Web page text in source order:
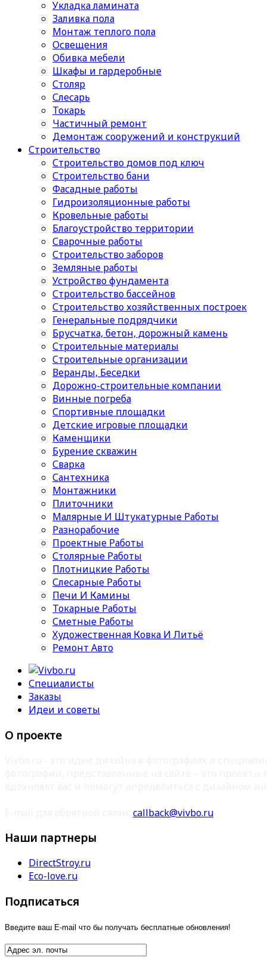
Укладка ламината
Заливка пола
Монтаж теплого пола
Освещения
Обивка мебели
Шкафы и гардеробные
Столяр
Слесарь
Токарь
Частичный ремонт
Демонтаж сооружений и конструкций
Строительство
Строительство домов под ключ
Строительство бани
Фасадные работы
Гидроизоляционные работы
Кровельные работы
Благоустройство территории
Сварочные работы
Строительство заборов
Земляные работы
Устройство фундамента
Строительство бассейнов
Строительство хозяйственных построек
Генеральные подрядчики
Брусчатка, бетон, дорожный камень
Строительные материалы
Cтроительные организации
Веранды, Беседки
Дорожно-строительные компании
Винные погреба
Спортивные площадки
Детские игровые площадки
Каменщики
Бурение скважин
Сварка
Сантехника
Монтажники
Плиточники
Малярные И Штукатурные Работы
Разнорабочие
Проектные Работы
Столярные Работы
Плотницкие Работы
Слесарные Работы
Печи И Камины
Токарные Работы
Сметные Работы
Художественная Ковка И Литьё
Ремонт Авто
Специалисты
Заказы
Идеи и советы
О проекте
callback@vivbo.ru
Наши партнеры
DirectStroy.ru
Eco-love.ru
Подписаться
Введите ваш E-mail что бы получать бесплатные обновления!